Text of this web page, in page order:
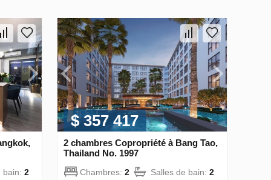
bain: 2
$ 357 417
2 chambres Copropriété à Bang Tao,
Thailand No. 1997
Chambres: 2 Salles de bain: 2